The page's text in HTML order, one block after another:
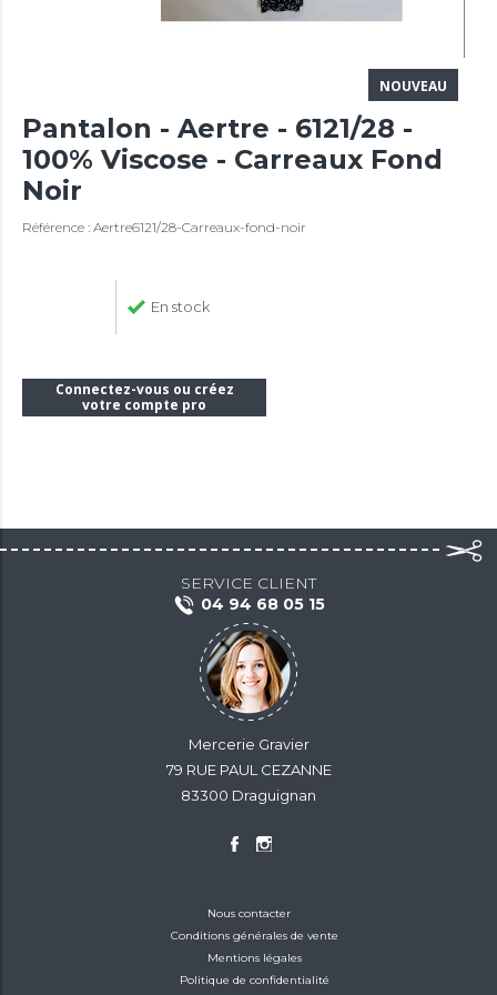
NOUVEAU
Pantalon - Aertre - 6121/28 -
100% Viscose - Carreaux Fond
Noir
Référence : Aertre6121/28-Carreaux-fond-noir
En stock
Connectez-vous ou créez
votre compte pro
SERVICE CLIENT
04 94 68 05 15
Mercerie Gravier
79 RUE PAUL CEZANNE
83300 Draguignan
Nous contacter
Conditions générales de vente
Mentions légales
Politique de confidentialité